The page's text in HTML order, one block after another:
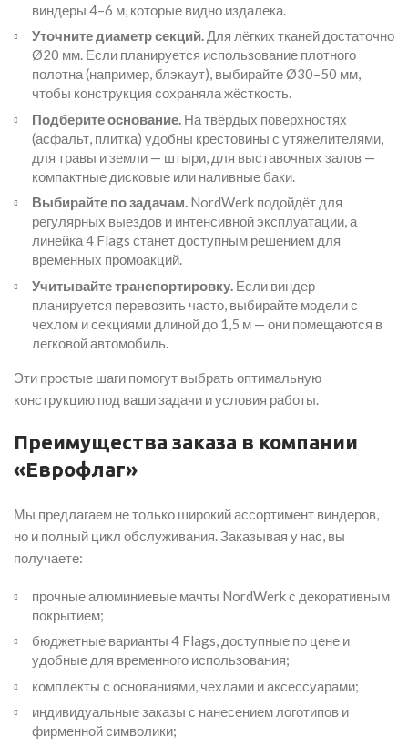
виндеры 4–6 м, которые видно издалека.
Уточните диаметр секций. Для лёгких тканей достаточно
Ø20 мм. Если планируется использование плотного
полотна (например, блэкаут), выбирайте Ø30–50 мм,
чтобы конструкция сохраняла жёсткость.
Подберите основание. На твёрдых поверхностях
(асфальт, плитка) удобны крестовины с утяжелителями,
для травы и земли — штыри, для выставочных залов —
компактные дисковые или наливные баки.
Выбирайте по задачам. NordWerk подойдёт для
регулярных выездов и интенсивной эксплуатации, а
линейка 4 Flags станет доступным решением для
временных промоакций.
Учитывайте транспортировку. Если виндер
планируется перевозить часто, выбирайте модели с
чехлом и секциями длиной до 1,5 м — они помещаются в
легковой автомобиль.
Эти простые шаги помогут выбрать оптимальную
конструкцию под ваши задачи и условия работы.
Преимущества заказа в компании
«Еврофлаг»
Мы предлагаем не только широкий ассортимент виндеров,
но и полный цикл обслуживания. Заказывая у нас, вы
получаете:
прочные алюминиевые мачты NordWerk с декоративным
покрытием;
бюджетные варианты 4 Flags, доступные по цене и
удобные для временного использования;
комплекты с основаниями, чехлами и аксессуарами;
индивидуальные заказы с нанесением логотипов и
фирменной символики;